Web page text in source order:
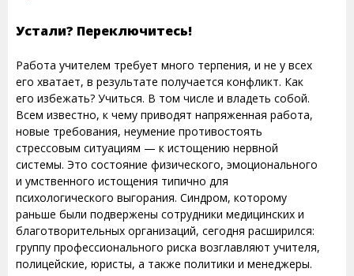
Устали? Переключитесь!
Работа учителем требует много терпения, и не у всех
его хватает, в результате получается конфликт. Как
его избежать? Учиться. В том числе и владеть собой.
Всем известно, к чему приводят напряженная работа,
новые требования, неумение противостоять
стрессовым ситуациям — к истощению нервной
системы. Это состояние физического, эмоционального
и умственного истощения типично для
психологического выгорания. Синдром, которому
раньше были подвержены сотрудники медицинских и
благотворительных организаций, сегодня расширился:
группу профессионального риска возглавляют учителя,
полицейские, юристы, а также политики и менеджеры.